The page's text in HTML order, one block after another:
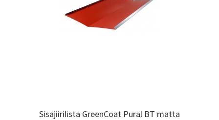
Sisäjiirilista GreenCoat Pural BT matta
Sisäjiirilista GreenCoat Pural BT matta